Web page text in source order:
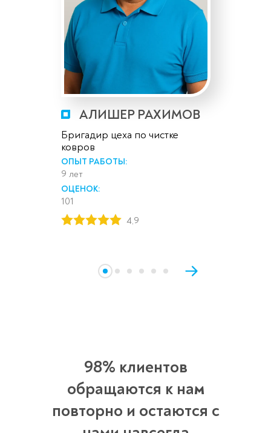
АЛИШЕР РАХИМОВ
Бригадир цеха по чистке
ковров
ОПЫТ РАБОТЫ:
9 лет
ОЦЕНОК:
101
4,9
98% клиентов
обращаются к нам
повторно и остаются с